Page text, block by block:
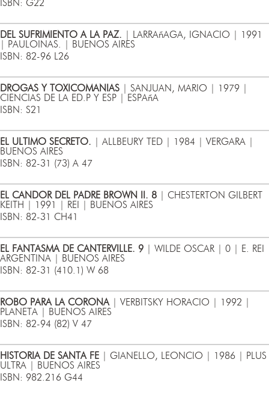
ISBN: G22
DEL SUFRIMIENTO A LA PAZ. | LARRAñAGA, IGNACIO | 1991
| PAULOINAS. | BUENOS AIRES
ISBN: 82-96 L26
DROGAS Y TOXICOMANIAS | SANJUAN, MARIO | 1979 |
CIENCIAS DE LA ED.P Y ESP | ESPAñA
ISBN: S21
EL ULTIMO SECRETO. | ALLBEURY TED | 1984 | VERGARA |
BUENOS AIRES
ISBN: 82-31 (73) A 47
EL CANDOR DEL PADRE BROWN II. 8 | CHESTERTON GILBERT
KEITH | 1991 | REI | BUENOS AIRES
ISBN: 82-31 CH41
EL FANTASMA DE CANTERVILLE. 9 | WILDE OSCAR | 0 | E. REI
ARGENTINA | BUENOS AIRES
ISBN: 82-31 (410.1) W 68
ROBO PARA LA CORONA | VERBITSKY HORACIO | 1992 |
PLANETA | BUENOS AIRES
ISBN: 82-94 (82) V 47
HISTORIA DE SANTA FE | GIANELLO, LEONCIO | 1986 | PLUS
ULTRA | BUENOS AIRES
ISBN: 982.216 G44